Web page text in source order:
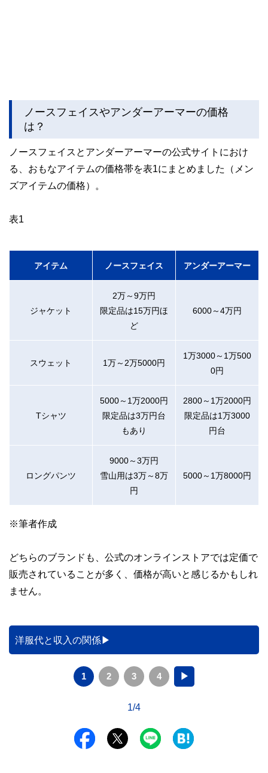
ノースフェイスやアンダーアーマーの価格
は？
ノースフェイスとアンダーアーマーの公式サイトにおけ
る、おもなアイテムの価格帯を表1にまとめました（メン
ズアイテムの価格）。
表1
アイテム ノースフェイス アンダーアーマー
ジャケット
2万～9万円
限定品は15万円ほ
ど
6000～4万円
スウェット 1万～2万5000円
1万3000～1万500
0円
Tシャツ
5000～1万2000円
限定品は3万円台
もあり
2800～1万2000円
限定品は1万3000
円台
ロングパンツ
9000～3万円
雪山用は3万～8万
円
5000～1万8000円
※筆者作成
どちらのブランドも、公式のオンラインストアでは定価で
販売されていることが多く、価格が高いと感じるかもしれ
ません。
洋服代と収入の関係
1 2 3 4 ▶
1/4